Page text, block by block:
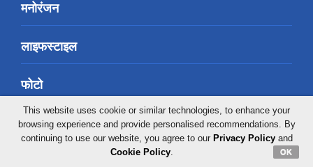
मनोरंजन
लाइफस्टाइल
फोटो
Mid-Day Urdu News
This website uses cookie or similar technologies, to enhance your
browsing experience and provide personalised recommendations. By
continuing to use our website, you agree to our Privacy Policyand
Cookie Policy. OK